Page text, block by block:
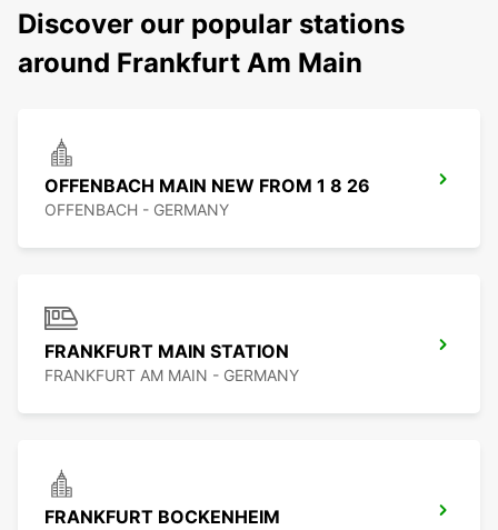
Discover our popular stations
around Frankfurt Am Main
OFFENBACH MAIN NEW FROM 1 8 26
OFFENBACH - GERMANY
FRANKFURT MAIN STATION
FRANKFURT AM MAIN - GERMANY
FRANKFURT BOCKENHEIM